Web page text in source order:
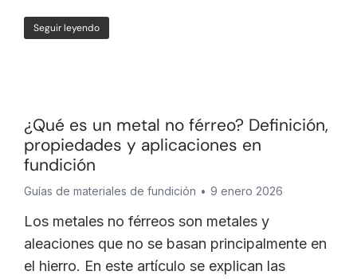
Seguir leyendo
¿Qué es un metal no férreo? Definición,
propiedades y aplicaciones en
fundición
Guías de materiales de fundición 9 enero 2026
Los metales no férreos son metales y
aleaciones que no se basan principalmente en
el hierro. En este artículo se explican las